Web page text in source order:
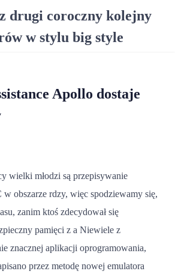
drugi coroczny kolejny
w stylu big style
Apollo dostaje
wielki młodzi są przepisywanie
obszarze rdzy, więc spodziewamy się,
zanim ktoś zdecydował się
pamięci z a Niewiele z
znacznej aplikacji oprogramowania,
przez metodę nowej emulatora